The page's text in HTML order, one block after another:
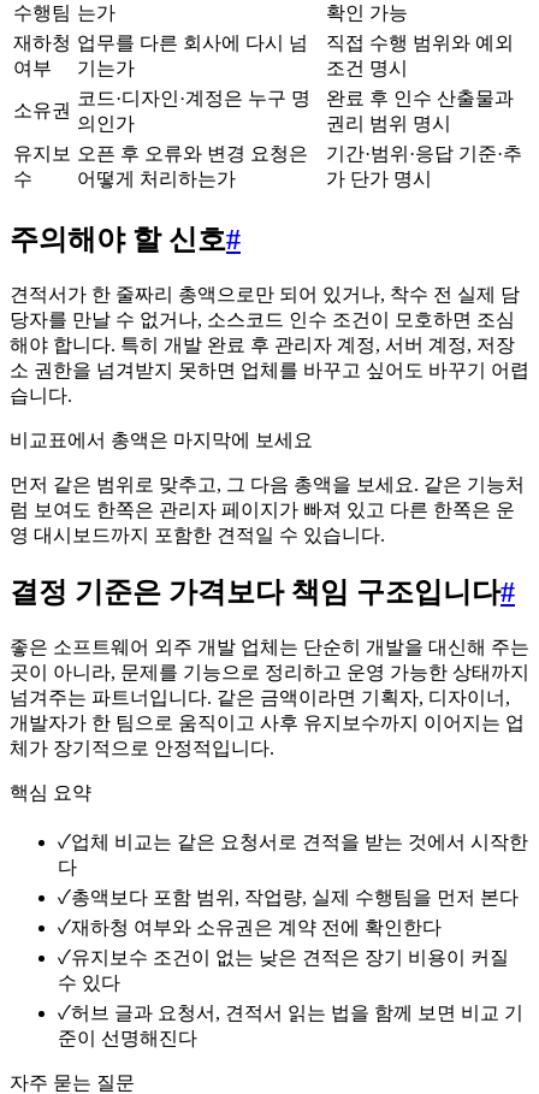
수행팀 는가
확인 가능
재하청
여부
업무를 다른 회사에 다시 넘
기는가
직접 수행 범위와 예외
조건 명시
소유권
코드·디자인·계정은 누구 명
의인가
완료 후 인수 산출물과
권리 범위 명시
유지보
수
오픈 후 오류와 변경 요청은
어떻게 처리하는가
기간·범위·응답 기준·추
가 단가 명시
주의해야 할 신호#
견적서가 한 줄짜리 총액으로만 되어 있거나, 착수 전 실제 담
당자를 만날 수 없거나, 소스코드 인수 조건이 모호하면 조심
해야 합니다. 특히 개발 완료 후 관리자 계정, 서버 계정, 저장
소 권한을 넘겨받지 못하면 업체를 바꾸고 싶어도 바꾸기 어렵
습니다.
비교표에서 총액은 마지막에 보세요
먼저 같은 범위로 맞추고, 그 다음 총액을 보세요. 같은 기능처
럼 보여도 한쪽은 관리자 페이지가 빠져 있고 다른 한쪽은 운
영 대시보드까지 포함한 견적일 수 있습니다.
결정 기준은 가격보다 책임 구조입니다#
좋은 소프트웨어 외주 개발 업체는 단순히 개발을 대신해 주는
곳이 아니라, 문제를 기능으로 정리하고 운영 가능한 상태까지
넘겨주는 파트너입니다. 같은 금액이라면 기획자, 디자이너,
개발자가 한 팀으로 움직이고 사후 유지보수까지 이어지는 업
체가 장기적으로 안정적입니다.
핵심 요약
✓업체 비교는 같은 요청서로 견적을 받는 것에서 시작한
다
✓총액보다 포함 범위, 작업량, 실제 수행팀을 먼저 본다
✓재하청 여부와 소유권은 계약 전에 확인한다
✓유지보수 조건이 없는 낮은 견적은 장기 비용이 커질
수 있다
✓허브 글과 요청서, 견적서 읽는 법을 함께 보면 비교 기
준이 선명해진다
자주 묻는 질문